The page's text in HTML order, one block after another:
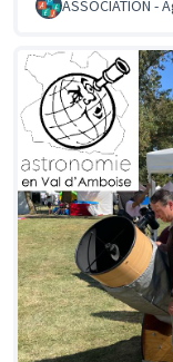
ASSOCIATION -